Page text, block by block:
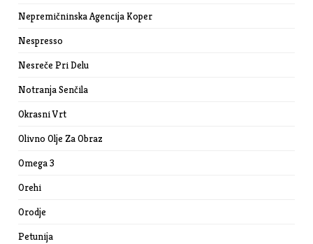
Nepremičninska Agencija Koper
Nespresso
Nesreče Pri Delu
Notranja Senčila
Okrasni Vrt
Olivno Olje Za Obraz
Omega 3
Orehi
Orodje
Petunija